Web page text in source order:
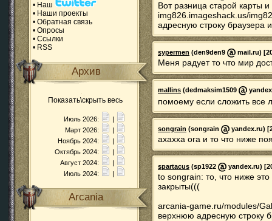
• Наш
• Наши проекты
• Обратная связь
• Опросы
• Ссылки
• RSS
Архив
Показать\скрыть весь
Июль 2026:
|
Март 2026:
|
Ноябрь 2024:
|
Октябрь 2024:
|
Август 2024:
|
Июль 2024:
|
Arcania
Вот разница старой карты
img826.imageshack.us/
адресную строку браузера
sypermen (den9den9 mail.ru)
Меня радует то что мир
mallins (dedmaksim1509
помоему если сложить
songrain (songrain yandex.ru)
ахахха ога и то что ниже
spartacus (sp1922 yandex.ru)
to songrain: то, что ниже
закрыты(((
arcania-game.ru/modules/
верхнюю адресную строку